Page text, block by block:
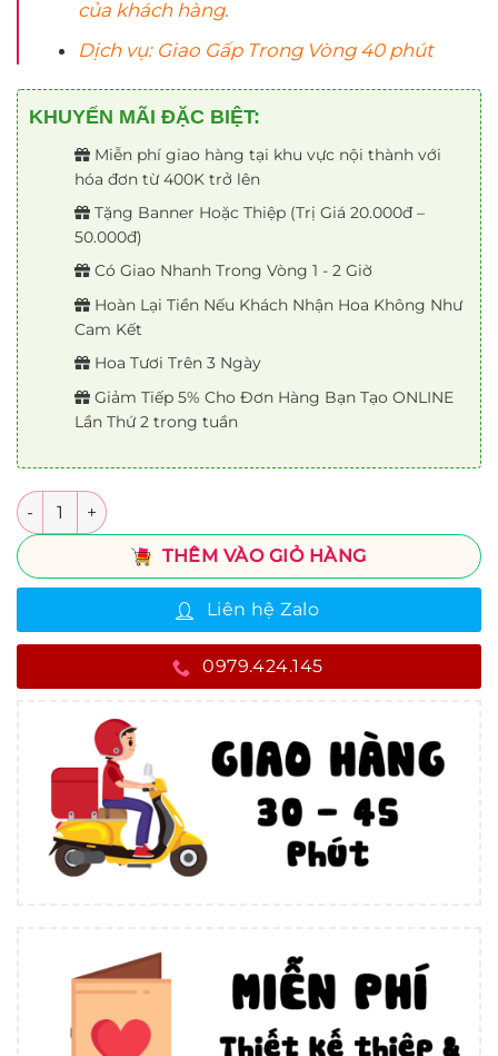
của khách hàng.
Dịch vụ: Giao Gấp Trong Vòng 40 phút
KHUYẾN MÃI ĐẶC BIỆT:
Miễn phí giao hàng tại khu vực nội thành với
hóa đơn từ 400K trở lên
Tặng Banner Hoặc Thiệp (Trị Giá 20.000đ –
50.000đ)
Có Giao Nhanh Trong Vòng 1 - 2 Giờ
Hoàn Lại Tiền Nếu Khách Nhận Hoa Không Như
Cam Kết
Hoa Tươi Trên 3 Ngày
Giảm Tiếp 5% Cho Đơn Hàng Bạn Tạo ONLINE
Lần Thứ 2 trong tuần
Số lượng
THÊM VÀO GIỎ HÀNG
Liên hệ Zalo
0979.424.145